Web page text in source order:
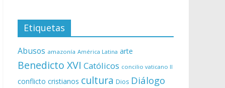
Etiquetas
Abusos amazonía América Latina arte
Benedicto XVI Católicos concilio vaticano II
conflicto cristianos cultura Dios Diálogo